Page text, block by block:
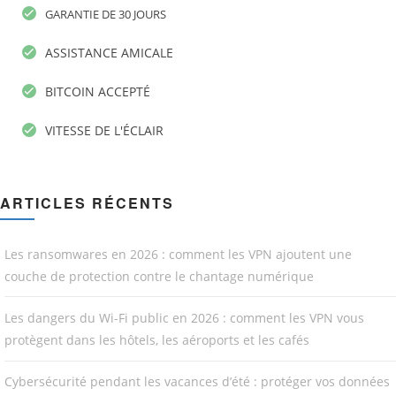
GARANTIE DE 30 JOURS
ASSISTANCE AMICALE
BITCOIN ACCEPTÉ
VITESSE DE L'ÉCLAIR
ARTICLES RÉCENTS
Les ransomwares en 2026 : comment les VPN ajoutent une
couche de protection contre le chantage numérique
Les dangers du Wi-Fi public en 2026 : comment les VPN vous
protègent dans les hôtels, les aéroports et les cafés
Cybersécurité pendant les vacances d’été : protéger vos données